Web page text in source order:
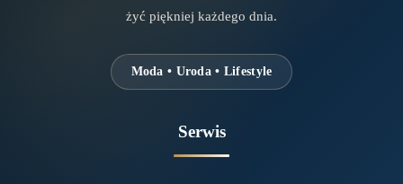
żyć piękniej każdego dnia.
Moda • Uroda • Lifestyle
Serwis